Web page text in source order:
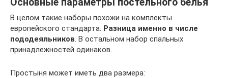
В целом такие наборы похожи на комплекты
европейского стандарта. Разница именно в числе
пододеяльников. В остальном набор спальных
принадлежностей одинаков.
Простыня может иметь два размера: